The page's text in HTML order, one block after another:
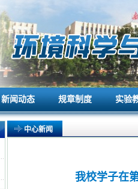
新闻动态
新闻动态
规章制度
规章制度
实验
实验
中心新闻
我校学子在